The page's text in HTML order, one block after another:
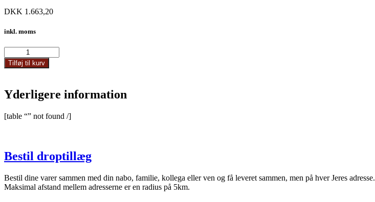
DKK 1.663,20
inkl. moms
antal
Tilføj til kurv
Yderligere information
[table “” not found /]
Bestil droptillæg
Bestil dine varer sammen med din nabo, familie, kollega eller ven og få leveret sammen, men på hver Jeres adresse.
Maksimal afstand mellem adresserne er en radius på 5km.